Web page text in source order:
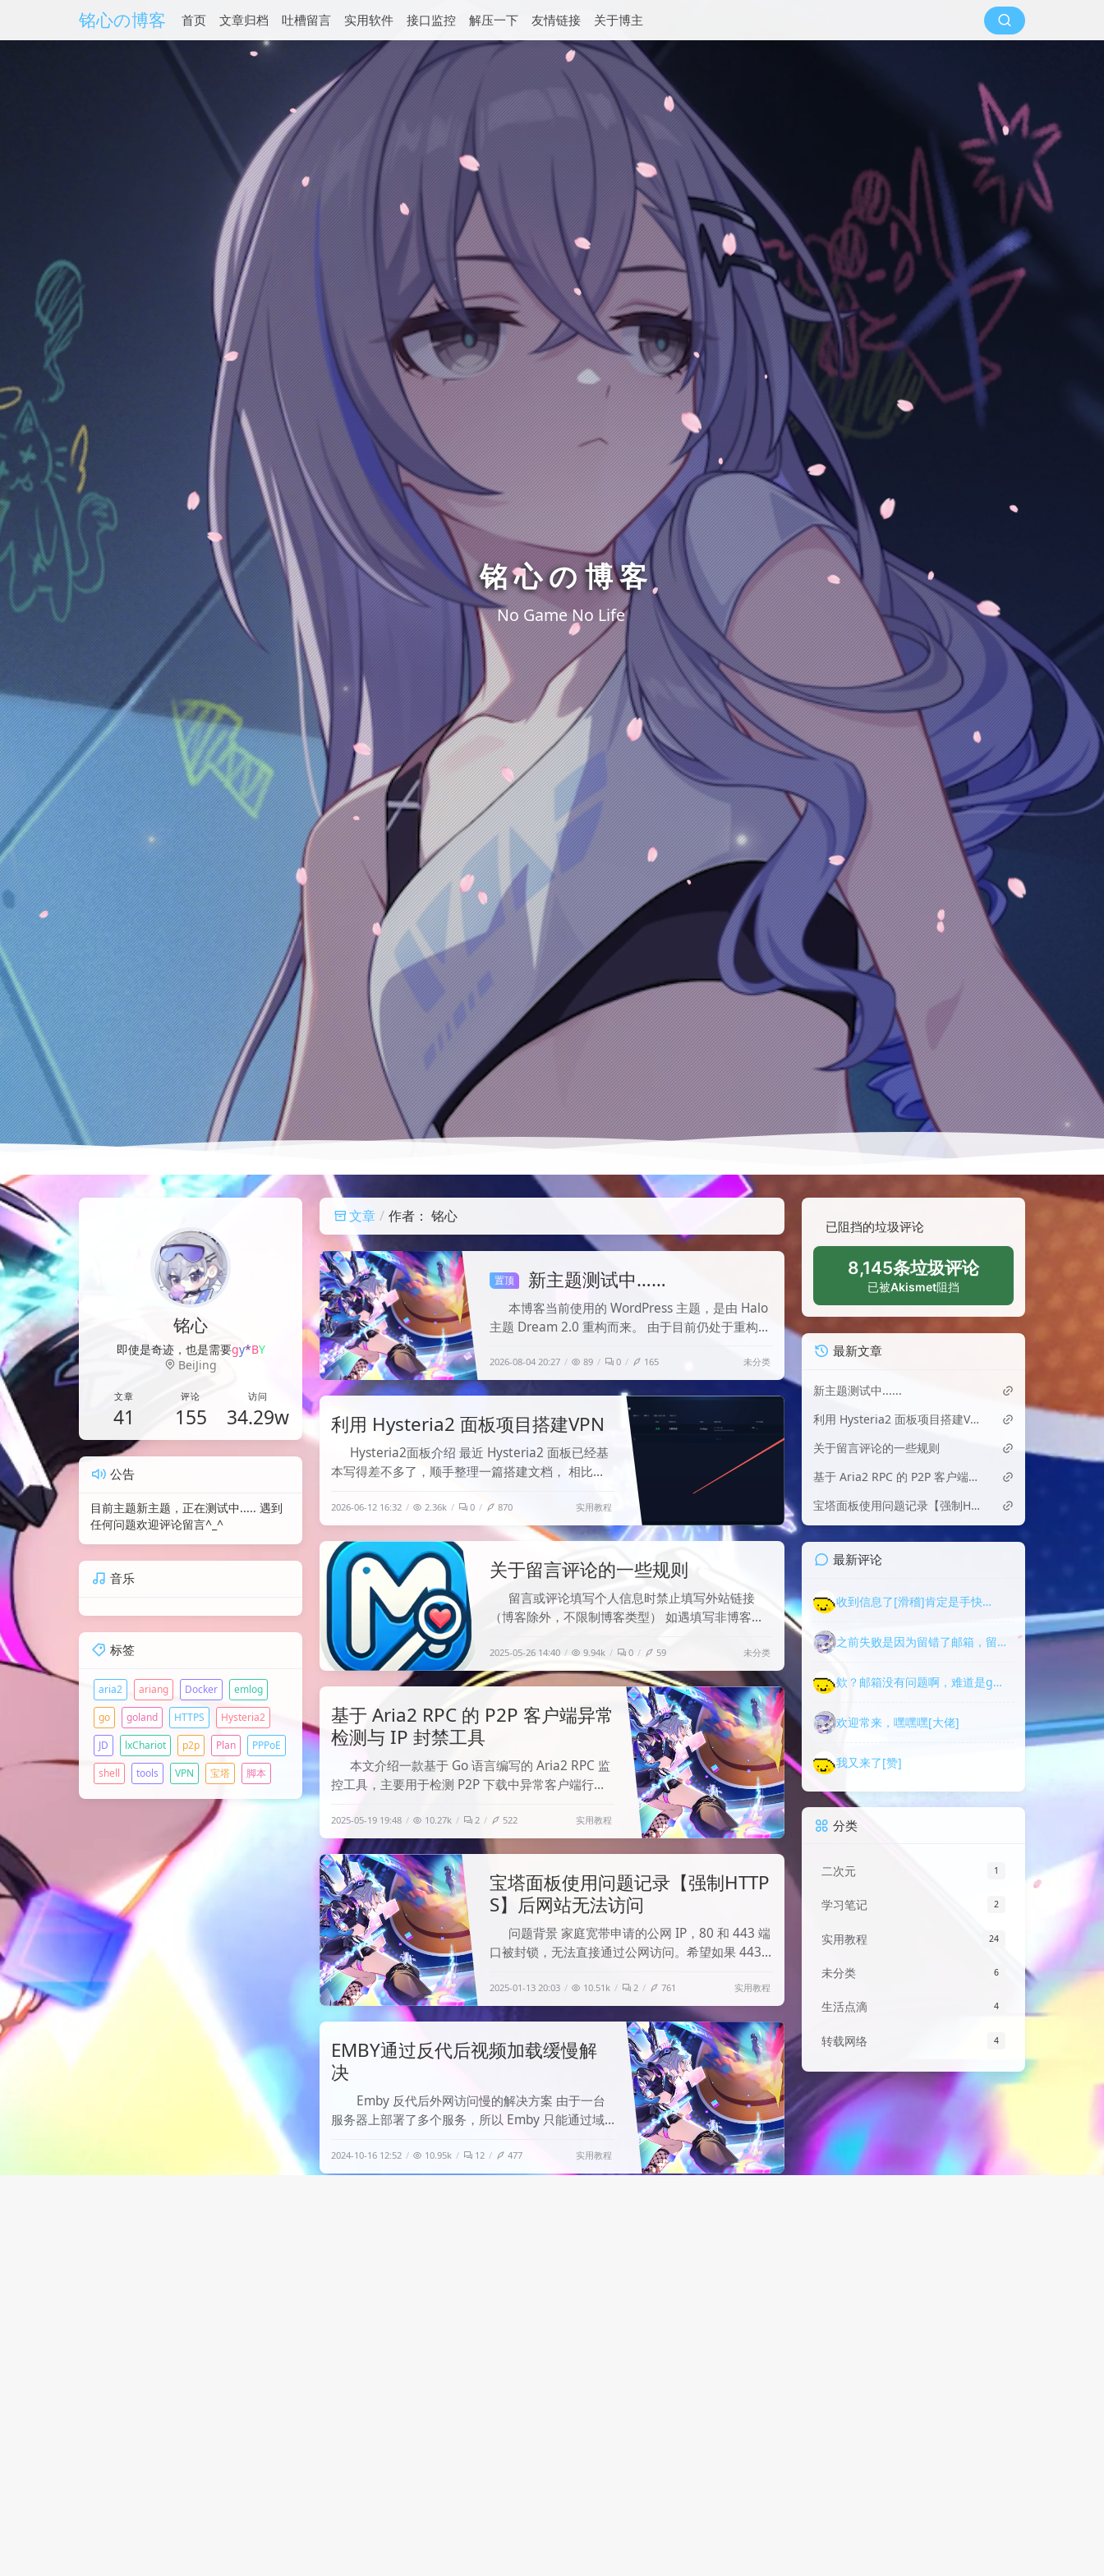
铭心の博客 首页 文章归档 吐槽留言 实用软件 接口监控 解压一下 友情链接 关于博主
铭心の博客
No
文章 作者： 铭心
置顶 新主题测试中……
本博客当前使用的 WordPress 主题，是由 Halo
主题 Dream 2.0 重构而来。 由于目前仍处于重构和
怪的
Bug，例如页面样式异常、部分功能失效或
显示错误等。目前相关问题正在逐一排查和修复。
如果你在浏览博客时发现任何问题，欢迎在评
2026-08-04 20:27 89 0 165 未分类
利用 Hysteria2 面板项目搭建VPN
Hysteria2面板介绍 最近 Hysteria2 面板已经基
本写得差不多了，顺手整理一篇搭建文档， 相比一
UDP，在高延迟、高抖动、弱网环境下通常会有更
好的表现。尤其是跨境线路、网络质量一般、节点延
迟较高的场景，Hysteri
2026-06-12 16:32 2.36k 0 870 实用教程
关于留言评论的一些规则
留言或评论填写个人信息时禁止填写外站链接
（博客除外，不限制博客类型） 如遇填写非博客类
例：
2025-05-26 14:40 9.94k 0 59 未分类
基于 Aria2 RPC 的 P2P 客户端异常
检测与 IP 封禁工具
本文介绍一款基于 Go 语言编写的 Aria2 RPC 监
控工具，主要用于检测 P2P 下载中异常客户端行
资源安全。 工具背景 Aria2 是一款轻量级多协议命
令行下载工具，支持 BitTorrent 协议和 RPC 接口。
P2P 下载环境中，部分客户
2025-05-19 19:48 10.27k 2 522 实用教程
宝塔面板使用问题记录【强制HTTP
S】后网站无法访问
问题背景 家庭宽带申请的公网 IP，80 和 443 端
口被封锁，无法直接通过公网访问。希望如果 443
问，则使用 8443 端口。 配置环境： 基于宝塔面板
搭建，使用 nginx。 监听端口：443（SSL）和
8443（SSL）。 启用了 强制
2025-01-13 20:03 10.51k 2 761 实用教程
EMBY通过反代后视频加载缓慢解
决
Emby 反代后外网访问慢的解决方案 由于一台
服务器上部署了多个服务，所以 Emby 只能通过域
Nginx 对 Emby 进行反向代理。然而，反代后发现
Emby 在内网可以瞬间加载视频，但在外网加载速度
2024-10-16 12:52 10.95k 12 477 实用教程
铭心
风s LP%+
BeiJing
文章
41
评论
155
访问
34.29w
公告
目前主题新主题，正在测试中..... 遇到
任何问题欢迎评论留言^_^
音乐
标签
aria2 ariang Docker
emlog
go
goland HTTPS
Hysteria2
JD
lxChariot p2p Plan
PPPoE
shell
tools VPN 宝塔 脚本
已阻挡的垃圾评论
8,145条垃圾评论
已被Akismet阻挡
最新文章
新主题测试中......
利用 Hysteria2 面板项目搭建VPN
关于留言评论的一些规则
基于 Aria2 RPC 的 P2P 客户端异常检测与 IP 封禁工具
宝塔面板使用问题记录【强制HTTPS】后网站无法访问
最新评论
收到信息了[滑稽]肯定是手快…
之前失败是因为留错了邮箱，留…
欸？邮箱没有问题啊，难道是g…
欢迎常来，嘿嘿嘿[大佬]
我又来了[赞]
分类
二次元 1
学习笔记 2
实用教程 24
未分类 6
生活点滴 4
转载网络 4